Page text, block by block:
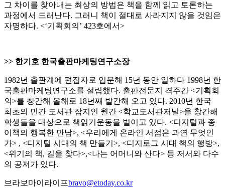
그 차이를 찾아내는 최상의 방법은 책을 함께 읽고 토론하는
과정에서 드러난다. 그러니 책이 절대로 사라지지 않을 것임은
자명하다. <‘기획회의’ 423호에서>
>> 한기호 한국출판마케팅연구소장
1982년 출판계에 편집자로 입문해 15년 동안 일하다 1998년 한
국출판마케팅연구소를 설립했다. 출판전문지 격주간 <기획회
의>를 창간해 올해로 18년째 발간해 오고 있다. 2010년 한국
최초의 민간 도서관 잡지인 월간 <학교도서관저널>을 창간해
학생들을 대상으로 책읽기운동을 벌이고 있다. <디지털과 종
이책의 행복한 만남>, <우리에게 온라인 서점은 과연 무엇인
가> , <디지털 시대의 책 만들기>, <디지로그 시대 책의 행방>,
<위기의 책, 길을 찾다>,<나는 어머니와 산다> 등 저서와 다수
의 공저가 있다.
브라보마이라이프bravo@etoday.co.kr